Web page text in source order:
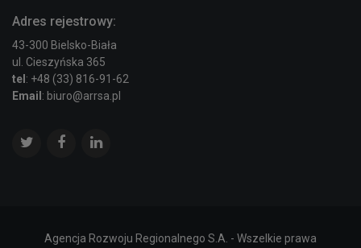
Adres rejestrowy:
43-300 Bielsko-Biała
ul. Cieszyńska 365
tel : +48 (33) 816-91-62
Email : biuro@arrsa.pl
Agencja Rozwoju Regionalnego S.A. - Wszelkie prawa